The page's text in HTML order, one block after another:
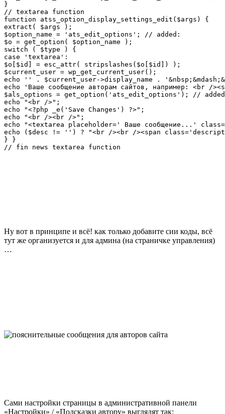
}
// textarea function
function atss_option_display_settings_edit($args) {
extract( $args );
$option_name = 'ats_edit_options'; // added:
$o = get_option( $option_name );
switch ( $type ) {
case 'textarea':
$o[$id] = esc_attr( stripslashes($o[$id]) );
$current_user = wp_get_current_user();
echo '' . $current_user->display_name .
echo 'Ваше сообщение авторам сайтов, например: <br /
$als_options = get_option('ats_edit_options'); //
echo "<br />";
echo "<?php _e('Save Changes') ?>";
echo "<br /><br />";
echo "<textarea placeholder=' Ваше сообщение...'
echo ($desc != '') ? "<br /><br /><span
} }
// fin news textarea function
Ну вот в принципе и всё! как только добавите сии коды, всё
тут же организуется и для админа (на страничке управления)
…
Сами настройки страницы в административной панели
«Настройки» / «Подсказки автору» выглядят так: